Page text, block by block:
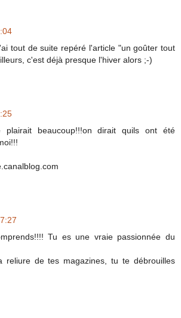
tout de suite repéré l'article "un goûter tout
c'est déjà presque l'hiver alors ;-)
plairait beaucoup!!!on dirait quils ont été
Tu es une vraie passionnée du
reliure de tes magazines, tu te débrouilles